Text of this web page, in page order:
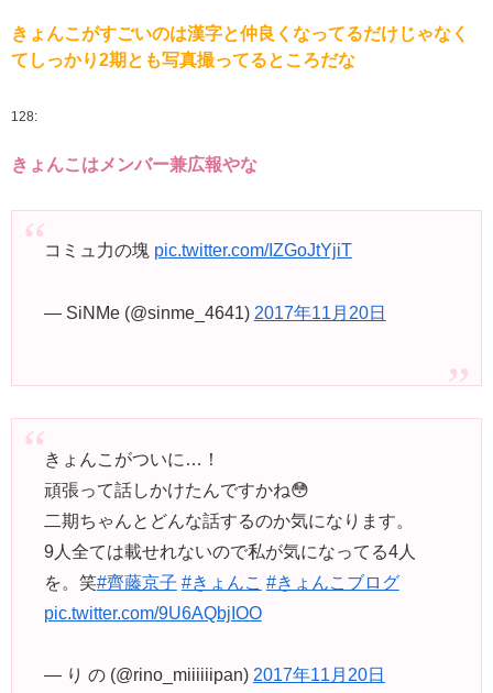
きょんこがすごいのは漢字と仲良くなってるだけじゃなく
てしっかり2期とも写真撮ってるところだな
128:
きょんこはメンバー兼広報やな
コミュ力の塊 pic.twitter.com/IZGoJtYjiT
— SiNMe (@sinme_4641) 2017年11月20日
きょんこがついに…！
頑張って話しかけたんですかね😳
二期ちゃんとどんな話するのか気になります。
9人全ては載せれないので私が気になってる4人
を。笑#齊藤京子 #きょんこ #きょんこブログ
pic.twitter.com/9U6AQbjIOO
— り の (@rino_miiiiiipan) 2017年11月20日